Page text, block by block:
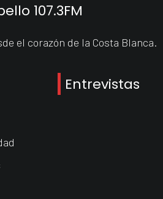
107.3FM
el corazón de la Costa Blanca.
Entrevistas